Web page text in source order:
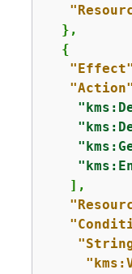
  },
{
"Effect"
"Action"
   ],